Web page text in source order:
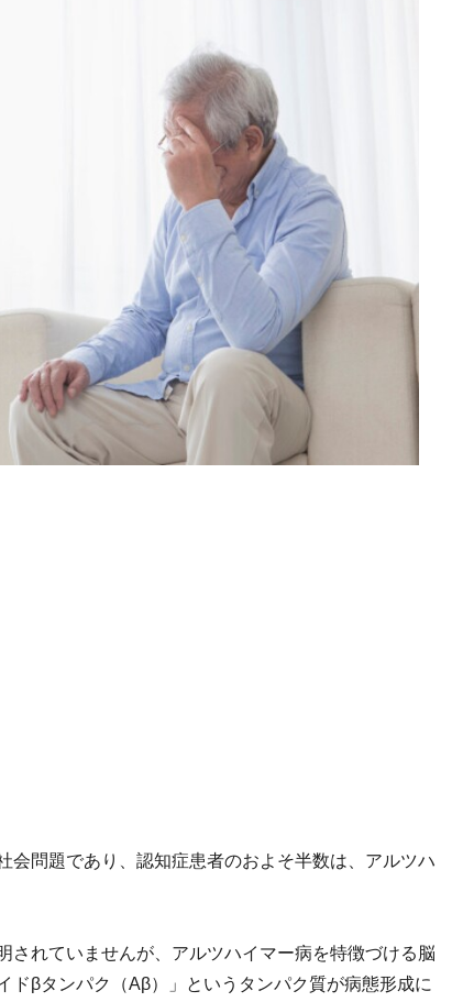
会問題であり、認知症患者のおよそ半数は、アルツハ
されていませんが、アルツハイマー病を特徴づける脳
ドβタンパク（Aβ）」というタンパク質が病態形成に